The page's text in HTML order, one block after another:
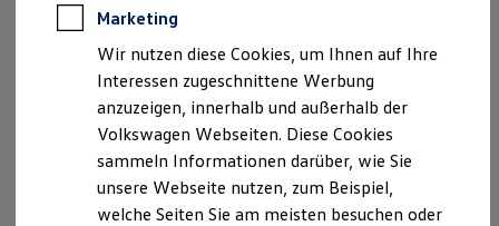
Notdienst und Pannenhilfe
Software, Konnektivität & Apps
California App
VW Connect für Ihren ID. Buzz
VW Connect für Ihren Transporter/Caravelle
VW Connect für Ihren Amarok
VW Connect für andere Modelle
Connect Pro
Fleet Interface Data
Multistop Pathfinder
Übersicht Software Updates
Marketing
Wir nutzen diese Cookies, um Ihnen auf Ihre
Interessen zugeschnittene Werbung
anzuzeigen, innerhalb und außerhalb der
Volkswagen Webseiten. Diese Cookies
sammeln Informationen darüber, wie Sie
unsere Webseite nutzen, zum Beispiel,
welche Seiten Sie am meisten besuchen oder